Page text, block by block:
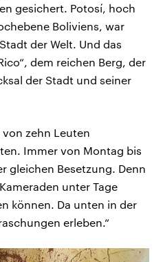
gesichert. Potosí, hoch
Boliviens, war
der Welt. Und das
dem reichen Berg, der
der Stadt und seiner
von zehn Leuten
Immer von Montag bis
gleichen Besetzung. Denn
unter Tage
können. Da unten in der
erleben.“